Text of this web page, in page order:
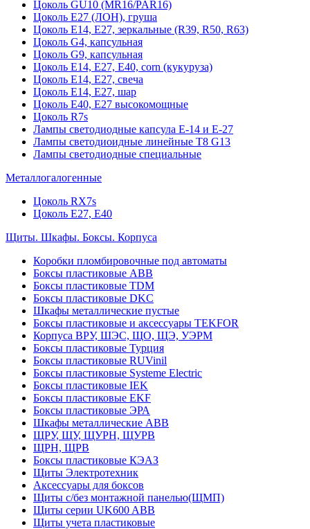
Цоколь GU10 (MR16/PAR16)
Цоколь Е27 (ЛОН), груша
Цоколь Е14, Е27, зеркальные (R39, R50, R63)
Цоколь G4, капсульная
Цоколь G9, капсульная
Цоколь Е14, Е27, Е40, corn (кукуруза)
Цоколь Е14, Е27, свеча
Цоколь Е14, Е27, шар
Цоколь Е40, Е27 высокомощные
Цоколь R7s
Лампы светодиодные капсула Е-14 и Е-27
Лампы светодиоидные линейные T8 G13
Лампы светодиодные специальные
Металлогалогенные
Цоколь RX7s
Цоколь Е27, E40
Щиты. Шкафы. Боксы. Корпуса
Коробки пломбировочные под автоматы
Боксы пластиковые ABB
Боксы пластиковые TDM
Боксы пластиковые DKC
Шкафы металлические пустые
Боксы пластиковые и аксессуары TEKFOR
Корпуса ВРУ, ШЭС, ЩО, ЩЭ, УЭРМ
Боксы пластиковые Турция
Боксы пластиковые RUVinil
Боксы пластиковые Systeme Electric
Боксы пластиковые IEK
Боксы пластиковые EKF
Боксы пластиковые ЭРА
Шкафы металлические ABB
ЩРУ, ЩУ, ЩУРН, ЩУРВ
ЩРН, ЩРВ
Боксы пластиковые КЭАЗ
Щиты Электротехник
Аксессуары для боксов
Щиты с/без монтажной панелью(ЩМП)
Щиты серии UK600 ABB
Щиты учета пластиковые